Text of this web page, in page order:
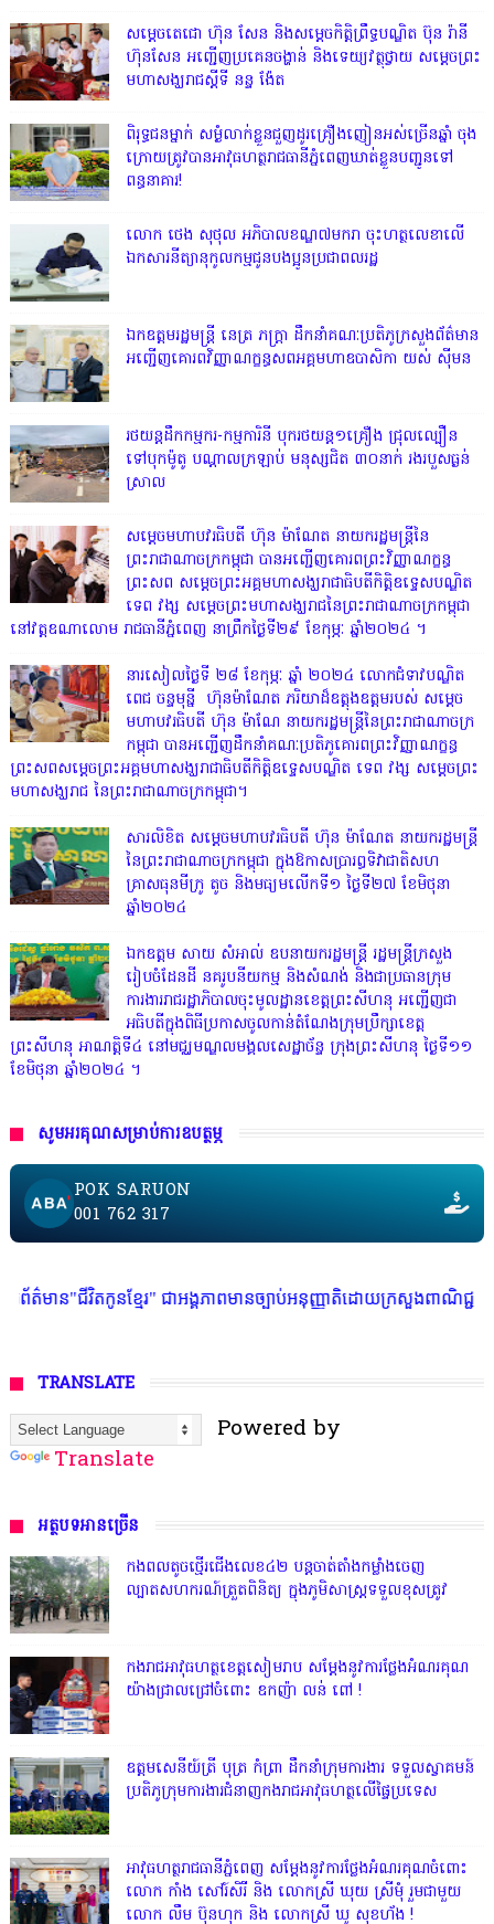
សម្តេចតេជោ ហ៊ុន សែន និងសម្ដេចកិត្តិព្រឹទ្ធបណ្ឌិត ប៊ុន រ៉ានី
ហ៊ុនសែន អញ្ជើញប្រគេនចង្ហាន់ និងទេយ្យវត្ថុថ្វាយ សម្តេចព្រះ
មហាសង្ឃរាជស្តីទី នន្ទ ង៉ែត
ពិរុទ្ធ​ជនម្នាក់ សម្ងំលាក់ខ្លួនជួញដូរគ្រឿងញៀនអស់ច្រើនឆ្នាំ ចុង
ក្រោយត្រូវបានអាវុធហត្ថរាជធានីភ្នំពេញឃាត់ខ្លួនបញ្ជូនទៅ
ពន្ធនាគារ!
លោក ថេង សុថុល អភិបាលខណ្ឌ៧មករា ចុះហត្ថលេខាលើ
ឯកសារនីត្យានុកូលកម្មជូនបងប្អូនប្រជាពលរដ្ឋ
ឯកឧត្តមរដ្ឋមន្ត្រី នេត្រ ភក្ត្រា ដឹកនាំគណៈប្រតិភូក្រសួងព័ត៌មាន
អញ្ជើញគោរពវិញ្ញាណក្ខន្ធសពអគ្គមហាឧបាសិកា យស់ ស៊ីមន
រថយន្តដឹកកម្មករ-កម្មការិនី បុករថយន្ត១គ្រឿង ជ្រុលល្បឿន
ទៅបុកម៉ូតូ បណ្តាលក្រឡាប់ មនុស្សជិត ៣០នាក់ រងរបួសធ្ងន់
ស្រាល
សម្តេចមហាបវរធិបតី ហ៊ុន ម៉ាណែត នាយករដ្ឋមន្ត្រីនៃ
ព្រះរាជាណាចក្រកម្ពុជា បានអញ្ជើញគោរពព្រះវិញ្ញាណក្ខន្ធ
ព្រះសព សម្តេចព្រះអគ្គមហាសង្ឃរាជាធិបតីកិត្តិឧទ្ទេសបណ្ឌិត
ទេព វង្ស សម្តេចព្រះមហាសង្ឃរាជនៃព្រះរាជាណាចក្រកម្ពុជា
នៅវត្តឧណាលោម រាជធានីភ្នំពេញ នាព្រឹកថ្ងៃទី២៩ ខែកុម្ភៈ ឆ្នាំ២០២៤ ។
នារសៀលថ្ងៃទី ២៨ ខែកុម្ភៈ ឆ្នាំ ២០២៤ លោកជំទាវបណ្ឌិត
ពេជ ចន្ទមុន្នី ហ៊ុនម៉ាណែត ភរិយាដ៏ឧត្តុងឧត្តមរបស់ សម្តេច
មហាបវរធិបតី ហ៊ុន ម៉ាណែ នាយករដ្ឋមន្រ្តីនៃព្រះរាជាណាចក្រ
កម្ពុជា បានអញ្ជើញដឹកនាំគណៈប្រតិភូគោរពព្រះវិញ្ញាណក្ខន្ធ
ព្រះសពសម្តេចព្រះអគ្គមហាសង្ឃរាជាធិបតីកិត្តិឧទ្ទេសបណ្ឌិត ទេព វង្ស សម្តេចព្រះ
មហាសង្ឃរាជ នៃព្រះរាជាណាចក្រកម្ពុជា។
សារលិខិត សម្តេចមហាបវរធិបតី ហ៊ុន ម៉ាណែត នាយករដ្ឋមន្ត្រី
នៃព្រះរាជាណាចក្រកម្ពុជា ក្នុងឱកាសប្រារព្ធទិវាជាតិសហ
គ្រាសធុនមីក្រូ តូច និងមធ្យមលើកទី១ ថ្ងៃទី២៧ ខែមិថុនា
ឆ្នាំ២០២៤
ឯកឧត្តម សាយ សំអាល់ ឧបនាយករដ្ឋមន្ត្រី រដ្ឋមន្ត្រីក្រសួង
រៀបចំដែនដី នគរូបនីយកម្ម និងសំណង់ និងជាប្រធានក្រុម
ការងាររាជរដ្ឋាភិបាលចុះមូលដ្ឋានខេត្តព្រះសីហនុ អញ្ជើញជា
អធិបតីក្នុងពិធីប្រកាសចូលកាន់តំណែងក្រុមប្រឹក្សាខេត្ត
ព្រះសីហនុ អាណត្តិទី៤ នៅមជ្ឈមណ្ឌលមង្គលសេដ្ឋាច័ន្ទ ក្រុងព្រះសីហនុ ថ្ងៃទី១១
ខែមិថុនា ឆ្នាំ២០២៤ ។
សូមអរគុណសម្រាប់ការឧបត្ថម្ភ
POK SARUON
001 762 317
តកូនខ្មែរ" ជាអង្គភាពមានច្បាប់អនុញ្ញាតិដោយក្រសួងពាណិជ្ជកម្ម ក្រសួងកា
TRANSLATE
Powered by
Translate
អត្ថបទអានច្រើន
កងពលតូចថ្មើរជើងលេខ៤២ បន្តចាត់តាំងកម្លាំងចេញ
ល្បាតសហករណ៍ត្រួតពិនិត្យ ក្នុងភូមិសាស្រ្តទទួលខុសត្រូវ
កងរាជអាវុធហត្ថខេត្តសៀមរាប សម្តែងនូវការថ្លែងអំណរគុណ
យ៉ាងជ្រាលជ្រៅចំពោះ ឧកញ៉ា លន់ ពៅ !
ឧត្តមសេនីយ៍ត្រី បុត្រ កំព្រា ដឹកនាំក្រុមការងារ ទទួលស្វាគមន៍
ប្រតិភូក្រុមការងារជំនាញកងរាជអាវុធហត្ថលើផ្ទៃប្រទេស
អាវុធហត្ថរាជធានីភ្នំពេញ សម្តែងនូវការថ្លែងអំណរគុណចំពោះ
លោក កាំង សៅរ៍សិរី និង លោកស្រី ឃុយ ស្រីមុំ រួមជាមួយ
លោក លឹម ប៊ុនហុក និង លោកស្រី ឃូ សុខហ័ង !